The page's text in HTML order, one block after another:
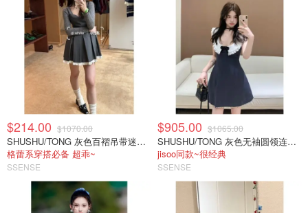
$214.00 $1070.00
SHUSHU/TONG 灰色百褶吊带迷你连衣裙
格蕾系穿搭必备 超乖~
SSENSE
$905.00 $1065.00
SHUSHU/TONG 灰色无袖圆领连衣裙
jisoo同款~很经典
SSENSE